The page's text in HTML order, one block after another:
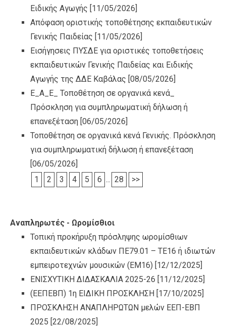
Ειδικής Αγωγής [11/05/2026]
Απόφαση οριστικής τοποθέτησης εκπαιδευτικών
Γενικής Παιδείας [11/05/2026]
Εισήγησεις ΠΥΣΔΕ για οριστικές τοποθετήσεις
εκπαιδευτικών Γενικής Παιδείας και Ειδικής
Αγωγής της ΔΔΕ Καβάλας [08/05/2026]
Ε_Α_Ε_ Τοποθέτηση σε οργανικά κενά_
Πρόσκληση για συμπληρωματική δήλωση ή
επανεξέταση [06/05/2026]
Τοποθέτηση σε οργανικά κενά Γενικής. Πρόσκληση
για συμπληρωματική δήλωση ή επανεξέταση
[06/05/2026]
1
2 3 4 5 6 ... 28 >>
Αναπληρωτές - Ωρομίσθιοι
Τοπική προκήρυξη πρόσληψης ωρομίσθιων
εκπαιδευτικών κλάδων ΠΕ79.01 – ΤΕ16 ή ιδιωτών
εμπειροτεχνών μουσικών (ΕΜ16) [12/12/2025]
ΕΝΙΣΧΥΤΙΚΗ ΔΙΔΑΣΚΑΛΙΑ 2025-26 [11/12/2025]
(ΕΕΠΕΒΠ) 1η ΕΙΔΙΚΗ ΠΡΟΣΚΛΗΣΗ [17/10/2025]
ΠΡΟΣΚΛΗΣΗ ΑΝΑΠΛΗΡΩΤΩΝ μελών ΕΕΠ-ΕΒΠ
2025 [22/08/2025]